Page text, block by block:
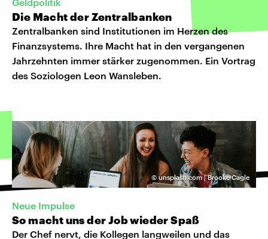
Die Macht der Zentralbanken
Zentralbanken sind Institutionen im Herzen des
Finanzsystems. Ihre Macht hat in den vergangenen
Jahrzehnten immer stärker zugenommen. Ein Vortrag
des Soziologen Leon Wansleben.
© unsplash.com | Brooke Cagle
Neue Impulse
So macht uns der Job wieder Spaß
Der Chef nervt, die Kollegen langweilen und das